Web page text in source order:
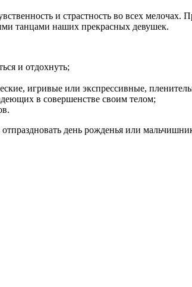
и страстность во всех
танцами наших прекрасных девушек.
и отдохнуть;
игривые или экспрессивные,
в совершенстве своим телом;
день рожденья или